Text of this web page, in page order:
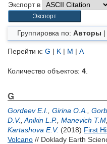
Экспорт в
Группировка по: Авторы |
Перейти к: G | K | M | А
Количество объектов: 4
G
Gordeev E.I. Girina O.A.
D.V. Anikin L.P. Manevich T.M
Kartashova E.V. (2018) First
Volcano // Doklady Earth